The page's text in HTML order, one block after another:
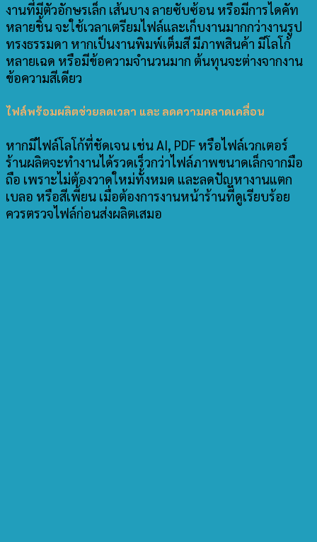
งานที่มีตัวอักษรเล็ก เส้นบาง ลายซับซ้อน หรือมีการไดคัท
หลายชิ้น จะใช้เวลาเตรียมไฟล์และเก็บงานมากกว่างานรูป
ทรงธรรมดา หากเป็นงานพิมพ์เต็มสี มีภาพสินค้า มีโลโก้
หลายเฉด หรือมีข้อความจำนวนมาก ต้นทุนจะต่างจากงาน
ข้อความสีเดียว
ไฟล์พร้อมผลิตช่วยลดเวลา และ ลดความคลาดเคลื่อน
หากมีไฟล์โลโก้ที่ชัดเจน เช่น AI, PDF หรือไฟล์เวกเตอร์
ร้านผลิตจะทำงานได้รวดเร็วกว่าไฟล์ภาพขนาดเล็กจากมือ
ถือ เพราะไม่ต้องวาดใหม่ทั้งหมด และลดปัญหางานแตก
เบลอ หรือสีเพี้ยน เมื่อต้องการงานหน้าร้านที่ดูเรียบร้อย
ควรตรวจไฟล์ก่อนส่งผลิตเสมอ